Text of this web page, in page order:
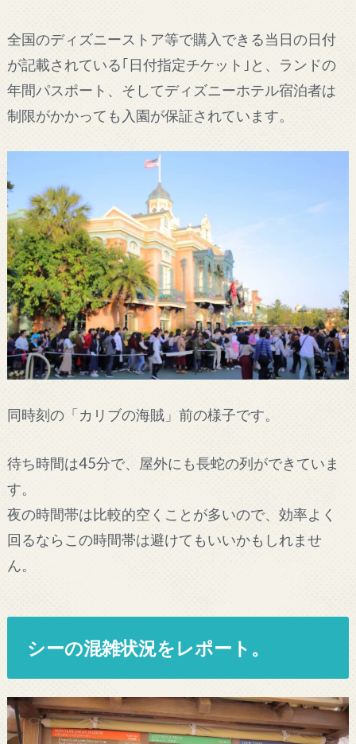
全国のディズニーストア等で購入できる当日の日付
が記載されている｢日付指定チケット｣と、ランドの
年間パスポート、そしてディズニーホテル宿泊者は
制限がかかっても入園が保証されています。
同時刻の「カリブの海賊」前の様子です。
待ち時間は45分で、屋外にも長蛇の列ができていま
す。
夜の時間帯は比較的空くことが多いので、効率よく
回るならこの時間帯は避けてもいいかもしれませ
ん。
シーの混雑状況をレポート。